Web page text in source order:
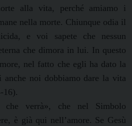
alla vita, perché amiamo i
nella morte. Chiunque odia il
e voi sapete che nessun
che dimora in lui. In questo
nel fatto che egli ha dato la
noi dobbiamo dare la vita
16).
verrà», che nel Simbolo
è già qui nell’amore. Se Gesù